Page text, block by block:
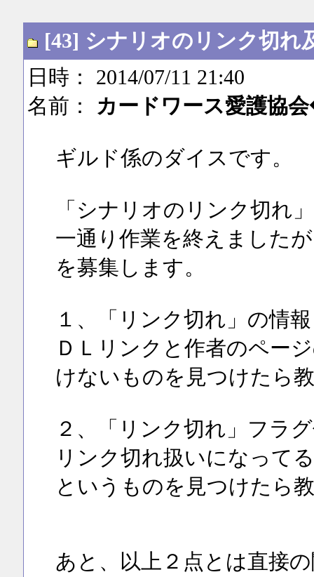
[43] シナリオのリンク切れ
日時： 2014/07/11 21:40
名前：
カードワース愛護協
ギルド係のダイスです。
「シナリオのリンク切れ
一通り作業を終えました
を募集します。
１、「リンク切れ」の情報
ＤＬリンクと作者のペー
けないものを見つけたら
２、「リンク切れ」フラ
リンク切れ扱いになって
というものを見つけたら
あと、以上２点とは直接